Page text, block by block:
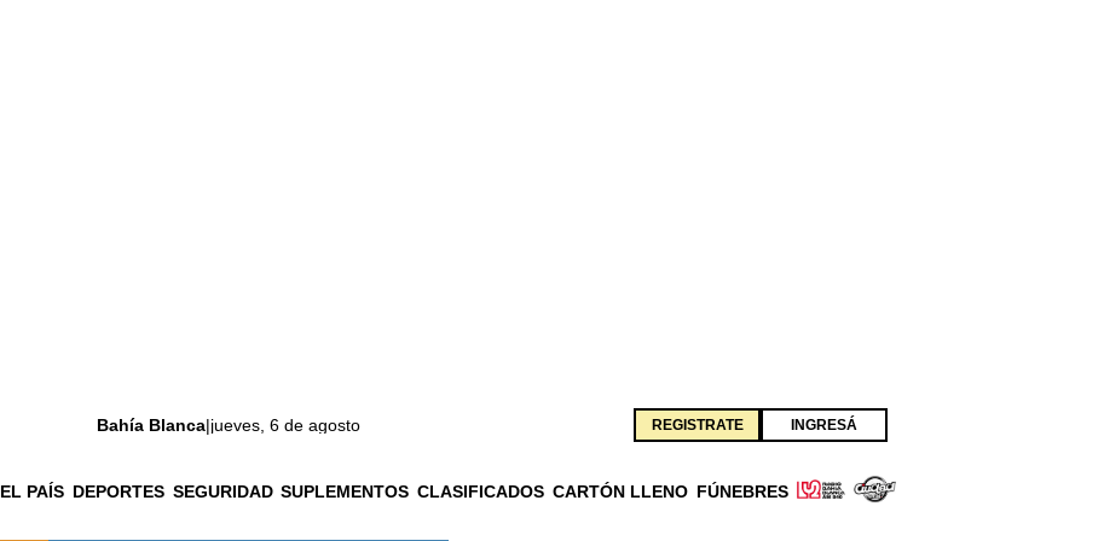
Bahía Blanca|jueves, 6 de agosto REGISTRATE INGRESÁ
EL PAÍS DEPORTES SEGURIDAD SUPLEMENTOS CLASIFICADOS CARTÓN LLENO FÚNEBRES